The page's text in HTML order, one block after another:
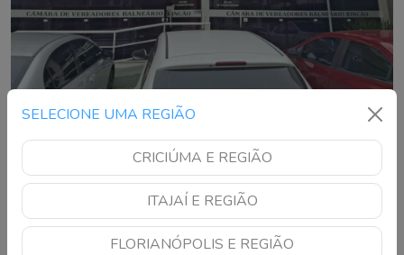
SELECIONE UMA REGIÃO
CRICIÚMA E REGIÃO
ITAJAÍ E REGIÃO
FLORIANÓPOLIS E REGIÃO
público com inscrições a partir de agosto
Edital oferece vagas para motorista e agente de contratação;
provas serão aplicadas em setembro pela Unesc